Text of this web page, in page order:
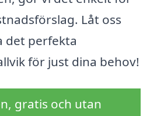
Låt oss
det perfekta
för just dina behov!
gratis och utan